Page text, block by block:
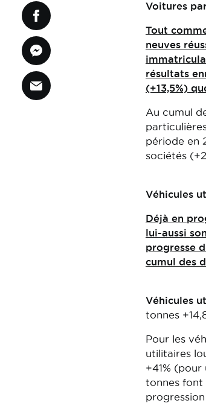
Voitures
Tout
neuves
résultats
(+13,5%)
Au cumul
période en
sociétés
Véhicules
Déjà en
lui-aussi
progresse
cumul des
Véhicules
tonnes
Pour les
utilitaires
+41% (pour
tonnes font
progression